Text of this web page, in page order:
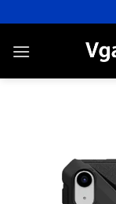
ไป
ยัง